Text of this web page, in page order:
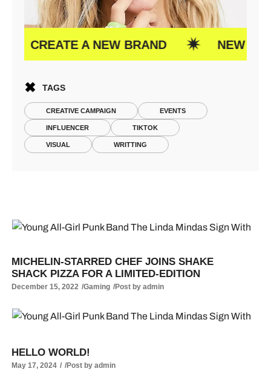
A NEW BRAND NEW IDEAS
TAGS
CREATIVE CAMPAIGN EVENTS
INFLUENCER TIKTOK
VISUAL WRITTING
MICHELIN-STARRED CHEF JOINS SHAKE
SHACK PIZZA FOR A LIMITED-EDITION
December 15, 2022 Gaming Post by admin
HELLO WORLD!
May 17, 2024 Post by admin